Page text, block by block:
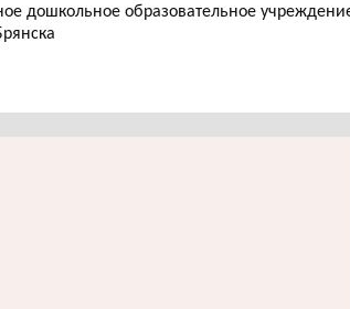
дошкольное образовательное